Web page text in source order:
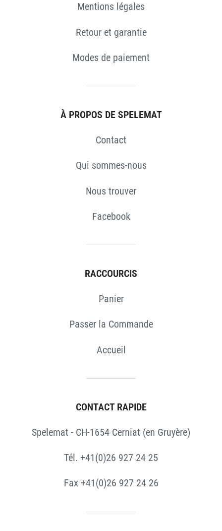
Mentions légales
Retour et garantie
Modes de paiement
À PROPOS DE SPELEMAT
Contact
Qui sommes-nous
Nous trouver
Facebook
RACCOURCIS
Panier
Passer la Commande
Accueil
CONTACT RAPIDE
Spelemat - CH-1654 Cerniat (en Gruyère)
Tél. +41(0)26 927 24 25
Fax +41(0)26 927 24 26